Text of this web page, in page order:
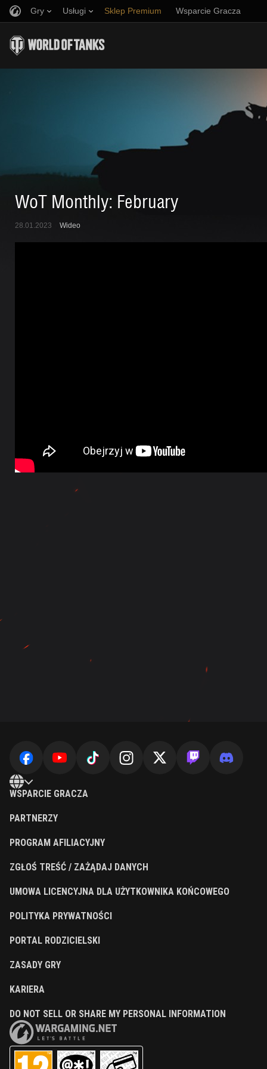
Gry Usługi Sklep Premium Wsparcie Gracza
Muzyka
Zasady fair play
Wargaming.net Game Center
Zwerbuj znajomego
Discord
WoT Monthly: February
28.01.2023 Wideo
WSPARCIE GRACZA
PARTNERZY
PROGRAM AFILIACYJNY
ZGŁOŚ TREŚĆ / ZAŻĄDAJ DANYCH
UMOWA LICENCYJNA DLA UŻYTKOWNIKA KOŃCOWEGO
POLITYKA PRYWATNOŚCI
PORTAL RODZICIELSKI
ZASADY GRY
KARIERA
DO NOT SELL OR SHARE MY PERSONAL INFORMATION